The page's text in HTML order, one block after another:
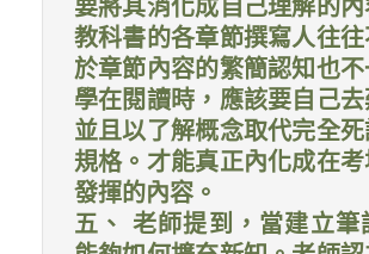
教科書的各章節撰寫人往
於章節內容的繁簡認知也
學在閱讀時，應該要自己去
並且以了解概念取代完全死
規格。才能真正內化成在
發揮的內容。
五、 老師提到，當建立筆